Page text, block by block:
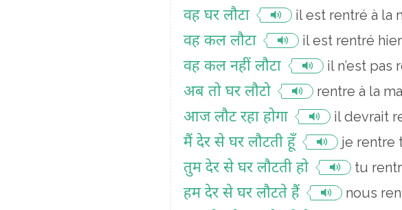
वह घर लौटा il est rentré à la
वह कल लौटा il est rentré hier
वह कल नहीं लौटा il n’est pas
अब तो घर लौटो rentre à la
आज लौट रहा होगा il devrait
मैं देर से घर लौटती हूँ je rentre
तुम देर से घर लौटती हो tu
हम देर से घर लौटते हैं nous